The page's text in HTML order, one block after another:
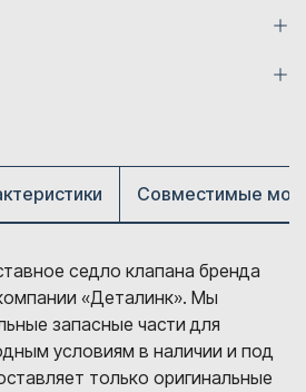
Совместимые
седло клапана бренда
«Деталинк». Мы
запасные части для
условиям в наличии и под
только оригинальные